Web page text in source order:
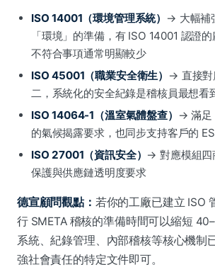
ISO 14001（環境管理系統） → 大幅補
「環境」的準備，有 ISO 14001 認證
不符合事項通常明顯較少
ISO 45001（職業安全衛生） → 直接對
二，系統化的安全紀錄是稽核員最想看
ISO 14064-1（溫室氣體盤查） → 滿足
的氣候揭露要求，也同步支持客戶的
ISO 27001（資訊安全） → 對應模組四
保護與供應鏈透明度要求
德宣顧問觀點： 若你的工廠已建立 ISO
行 SMETA 稽核的準備時間可以縮短
系統、紀錄管理、內部稽核等核心機制
強社會責任的特定文件即可。